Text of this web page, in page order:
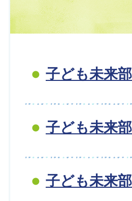
子ども未来
子ども未来
子ども未来